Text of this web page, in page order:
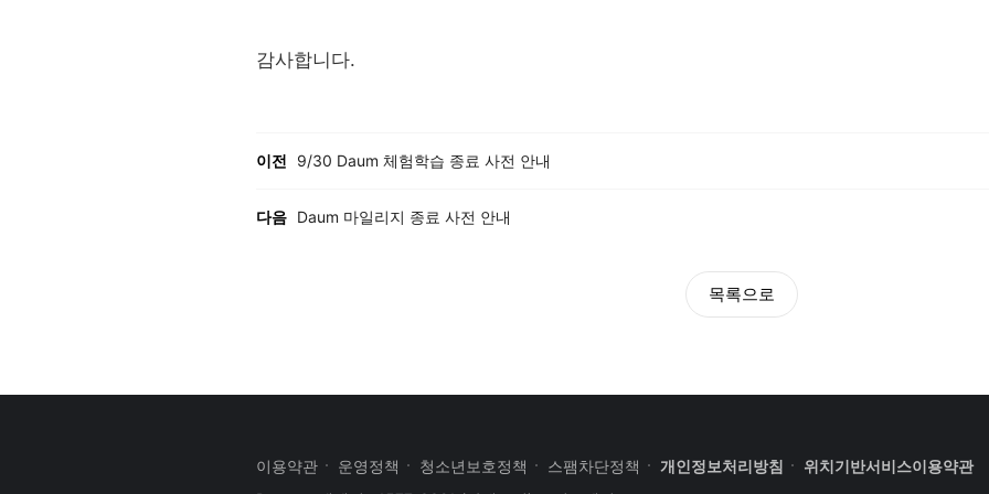
감사합니다.
이전 9/30 Daum 체험학습 종료 사전 안내
다음 Daum 마일리지 종료 사전 안내
목록으로
이용약관 운영정책 청소년보호정책 스팸차단정책 개인정보처리방침
위치기반서비스이용약관